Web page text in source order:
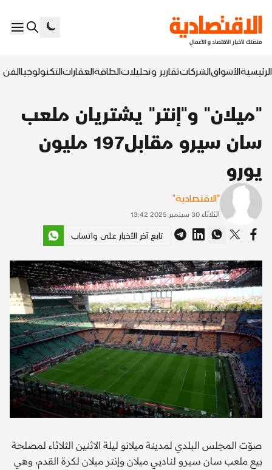
الرئيسيةالأسواقالشركاتتقارير وتحليلاتالطاقةالعقاراتالتكنولوجياالفن
"ميلان" و"إنتر" يشتريان ملعب
سان سيرو مقابل197 مليون
يورو
"الاقتصادية"
الثلاثاء 30 سبتمبر 2025 13:42
تابع آخر الأخبار على واتساب
صوّت المجلس البلدي لمدينة ميلانو ليلة الاثنين الثلاثاء لمصلحة
بيع ملعب سان سيرو لناديي ميلان وإنتر ميلان لكرة القدم، وهي